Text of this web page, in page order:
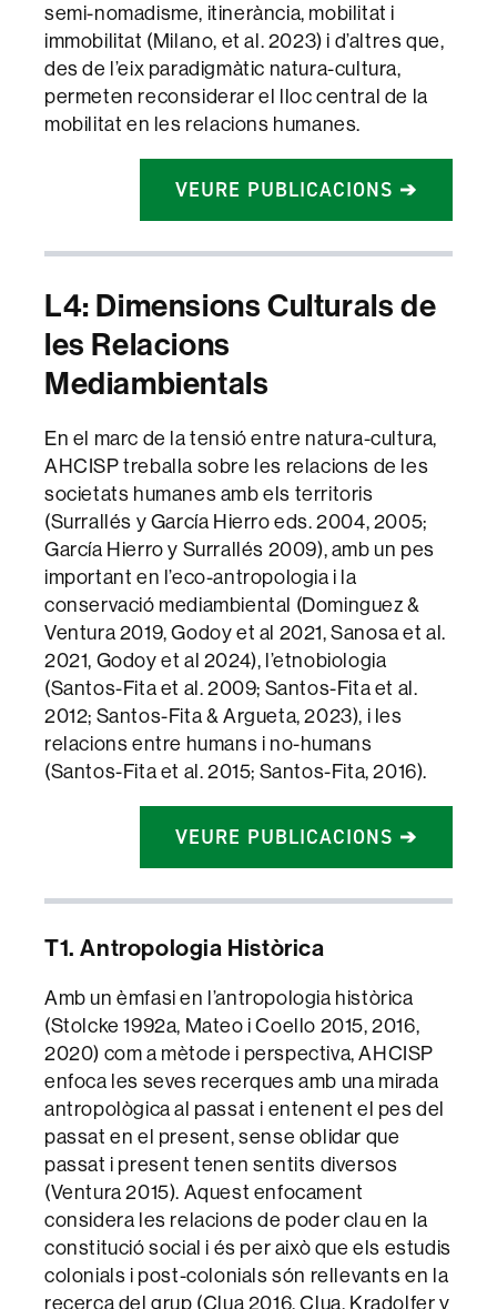
semi-nomadisme, itinerància, mobilitat i
immobilitat (Milano, et al. 2023) i d’altres que,
des de l’eix paradigmàtic natura-cultura,
permeten reconsiderar el lloc central de la
mobilitat en les relacions humanes.
VEURE PUBLICACIONS ➔
L4: Dimensions Culturals de
les Relacions
Mediambientals
En el marc de la tensió entre natura-cultura,
AHCISP treballa sobre les relacions de les
societats humanes amb els territoris
(Surrallés y García Hierro eds. 2004, 2005;
García Hierro y Surrallés 2009), amb un pes
important en l’eco-antropologia i la
conservació mediambiental (Dominguez &
Ventura 2019, Godoy et al 2021, Sanosa et al.
2021, Godoy et al 2024), l’etnobiologia
(Santos-Fita et al. 2009; Santos-Fita et al.
2012; Santos-Fita & Argueta, 2023), i les
relacions entre humans i no-humans
(Santos-Fita et al. 2015; Santos-Fita, 2016).
VEURE PUBLICACIONS ➔
T1. Antropologia Històrica
Amb un èmfasi en l’antropologia històrica
(Stolcke 1992a, Mateo i Coello 2015, 2016,
2020) com a mètode i perspectiva, AHCISP
enfoca les seves recerques amb una mirada
antropològica al passat i entenent el pes del
passat en el present, sense oblidar que
passat i present tenen sentits diversos
(Ventura 2015). Aquest enfocament
considera les relacions de poder clau en la
constitució social i és per això que els estudis
colonials i post-colonials són rellevants en la
recerca del grup (Clua 2016, Clua, Kradolfer y